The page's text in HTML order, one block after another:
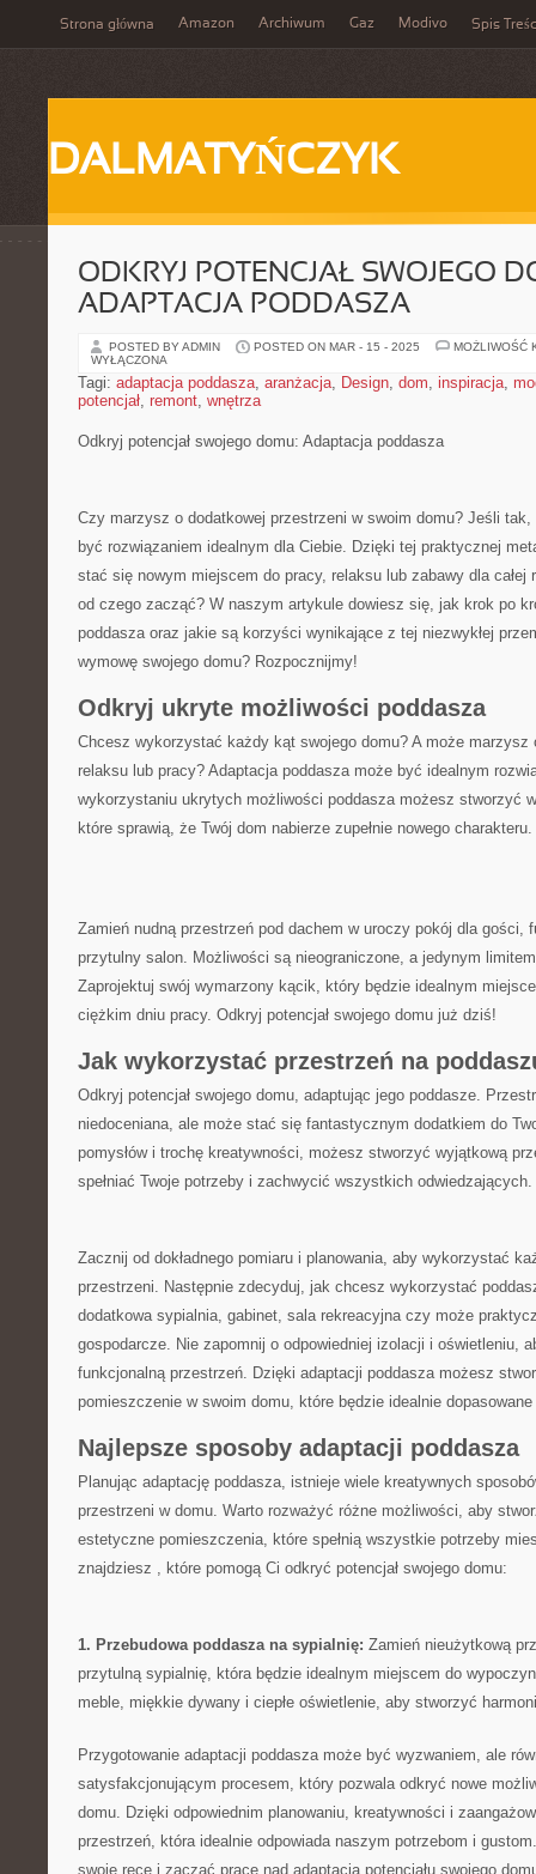
Strona główna Amazon Archiwum Gaz Modivo Spis
DALMATYŃCZYK
ODKRYJ POTENCJAŁ SWOJEGO
ADAPTACJA PODDASZA
POSTED BY ADMIN POSTED ON MAR - 15 - 2025
MOŻLIWOŚĆ
WYŁĄCZONA
Tagi: adaptacja poddasza, aranżacja, Design, dom, inspiracja,
potencjał, remont, wnętrza
Odkryj‍ potencjał swojego domu: ⁣Adaptacja poddasza
Czy marzysz ⁣o dodatkowej przestrzeni w swoim domu? Jeśli
⁢być rozwiązaniem idealnym dla Ciebie. Dzięki tej praktycznej
stać się nowym miejscem do pracy, relaksu lub zabawy dla całej
od‌ czego zacząć? W naszym​ artykule dowiesz się, jak krok po
poddasza ‌oraz jakie są korzyści wynikające‌ z tej niezwykłej
wymowę swojego ⁢domu? Rozpocznijmy!
Odkryj⁤ ukryte możliwości poddasza
Chcesz wykorzystać każdy kąt swojego​ domu?⁤ A może marzysz⁢
relaksu lub pracy? Adaptacja poddasza może być idealnym
wykorzystaniu ukrytych ⁤możliwości‍ poddasza możesz stworzyć
które sprawią, że​ Twój dom nabierze zupełnie ‍nowego charakteru.
Zamień nudną przestrzeń pod dachem‍ w uroczy ‌pokój dla gości,
przytulny salon. Możliwości są⁤ nieograniczone, a jedynym
Zaprojektuj swój wymarzony kącik, który będzie idealnym
ciężkim dniu pracy. ​Odkryj​ potencjał swojego domu już‌ dziś!
Jak wykorzystać‍ przestrzeń na
Odkryj ‍potencjał⁢ swojego domu, adaptując jego poddasze.
niedoceniana, ale może stać się fantastycznym‍ dodatkiem⁣ do⁢
pomysłów i trochę kreatywności, możesz stworzyć⁤ wyjątkową
spełniać ⁤Twoje potrzeby ​i ⁤zachwycić wszystkich odwiedzających.
Zacznij od dokładnego ​pomiaru i planowania, aby wykorzystać​
przestrzeni. Następnie zdecyduj, jak chcesz wykorzystać
dodatkowa sypialnia, gabinet, ‌sala⁢ rekreacyjna czy może
gospodarcze. Nie zapomnij o odpowiedniej izolacji i oświetleniu,
funkcjonalną przestrzeń. Dzięki adaptacji poddasza możesz
pomieszczenie w​ swoim domu, które będzie idealnie
Najlepsze sposoby adaptacji poddasza
Planując adaptację poddasza, istnieje wiele ‌kreatywnych
przestrzeni ​w domu. Warto‍ rozważyć różne możliwości, aby
estetyczne pomieszczenia, które spełnią wszystkie potrzeby
znajdziesz , ​które ​pomogą Ci odkryć potencjał swojego domu:
1. Przebudowa poddasza na sypialnię: Zamień nieużytkową
przytulną sypialnię, ‌która będzie idealnym⁤ miejscem do
meble, miękkie dywany i ciepłe oświetlenie, aby stworzyć
Przygotowanie⁤ adaptacji poddasza​ może być wyzwaniem, ale
satysfakcjonującym‌ procesem, który‌ pozwala odkryć nowe
domu. Dzięki odpowiednim planowaniu, kreatywności i
przestrzeń, która idealnie odpowiada naszym potrzebom ‌i
swoje ​ręce i⁢ zacząć pracę nad adaptacją potencjału ‌swojego